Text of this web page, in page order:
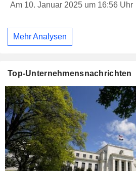
Am 10. Januar 2025 um 16:56 Uhr
Mehr Analysen
Top-Unternehmensnachrichten